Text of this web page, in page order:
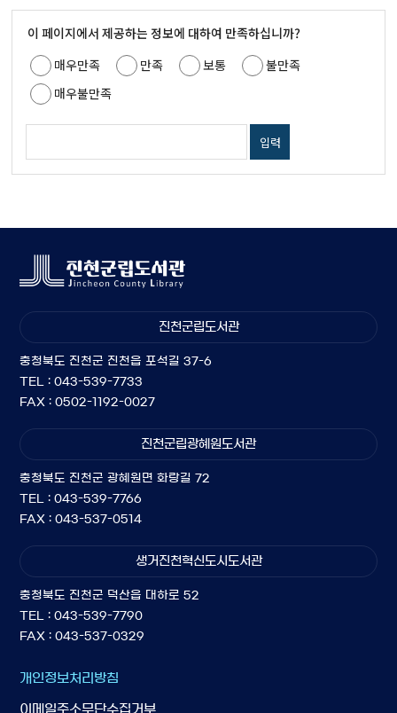
이 페이지에서 제공하는 정보에 대하여 만족하십니까?
매우만족
만족 보통
불만족
매우불만족
진천군립도서관
충청북도 진천군 진천읍 포석길 37-6
TEL : 043-539-7733
FAX : 0502-1192-0027
진천군립광혜원도서관
충청북도 진천군 광혜원면 화랑길 72
TEL : 043-539-7766
FAX : 043-537-0514
생거진천혁신도시도서관
충청북도 진천군 덕산읍 대하로 52
TEL : 043-539-7790
FAX : 043-537-0329
개인정보처리방침
이메일주소무단수집거부